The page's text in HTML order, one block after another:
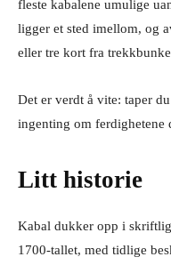
fleste kabalene umulige
ligger et sted imellom, og
eller tre kort fra
Det er verdt å vite: taper
ingenting om ferdighetene
Litt historie
Kabal dukker opp i
1700-tallet, med tidlige